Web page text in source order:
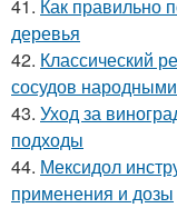
41. Как правильно
деревья
42. Классический
сосудов
43. Уход за
подходы
44. Мексидол
применения и дозы